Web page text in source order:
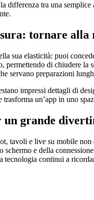
differenza tra una
tornare alla
sua elasticità: puoi
permettendo di chiudere la
servano preparazioni
impressi dettagli di
trasforma un’app in uno
un grande
tavoli e live su mobile
e della
tecnologia continui a